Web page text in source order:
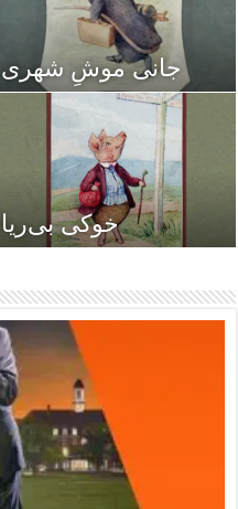
جانی موشِ شهری
خوکی بی‌ریا